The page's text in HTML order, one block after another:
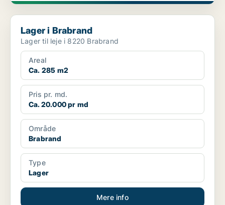
Lager i Brabrand
Lager i Brabrand
Lager til leje i 8220 Brabrand
Areal
Ca. 285 m2
Pris pr. md.
Ca. 20.000 pr md
Område
Brabrand
Type
Lager
Mere info